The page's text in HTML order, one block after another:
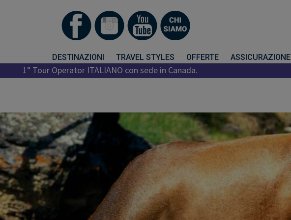
DESTINAZIONI TRAVEL STYLES OFFERTE ASSICURAZIONE
1° Tour Operator ITALIANO con sede in Canada.